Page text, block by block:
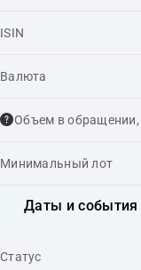
ISIN
Валюта
Объем в обращении,
Минимальный лот
Даты и события
Статус